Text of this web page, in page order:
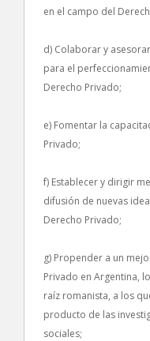
en el campo del
d) Colaborar y
para el
Derecho Privado;
e) Fomentar la
Privado;
f) Establecer y dirigir
difusión de nuevas
Derecho Privado;
g) Propender a un
Privado en Argentina,
raíz romanista, a los
producto de las
sociales;